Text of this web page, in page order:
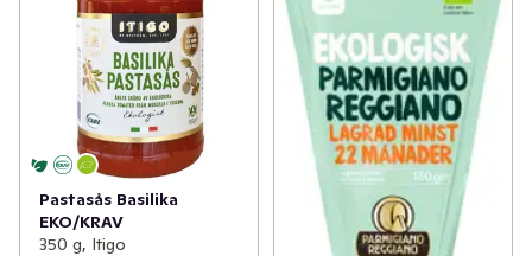
Pastasås Basilika
EKO/KRAV
350 g, Itigo